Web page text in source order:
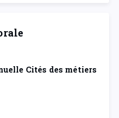
Cités des métiers